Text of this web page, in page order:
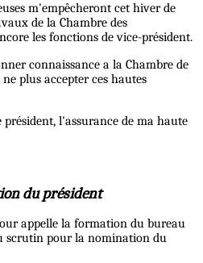
m'empêcheront cet hiver de
de la Chambre des
les fonctions de vice-président.
connaissance a la Chambre de
plus accepter ces hautes
président, l'assurance de ma haute
du président
appelle la formation du bureau
scrutin pour la nomination du